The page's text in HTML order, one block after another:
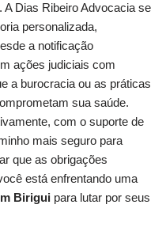
Dias Ribeiro Advocacia se
personalizada,
a notificação
ações judiciais com
a burocracia ou as práticas
sua saúde.
com o suporte de
mais seguro para
que as obrigações
está enfrentando uma
Birigui para lutar por seus